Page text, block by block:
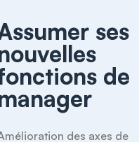
ses
de
des axes de